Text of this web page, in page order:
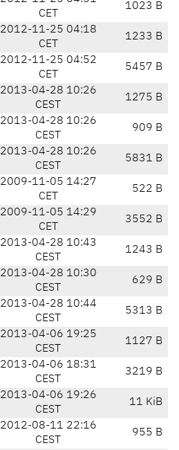
CET
1023 B
2012-11-25 04:18
CET
1233 B
2012-11-25 04:52
CET
5457 B
2013-04-28 10:26
CEST
1275 B
2013-04-28 10:26
CEST
909 B
2013-04-28 10:26
CEST
5831 B
2009-11-05 14:27
CET
522 B
2009-11-05 14:29
CET
3552 B
2013-04-28 10:43
CEST
1243 B
2013-04-28 10:30
CEST
629 B
2013-04-28 10:44
CEST
5313 B
2013-04-06 19:25
CEST
1127 B
2013-04-06 18:31
CEST
3219 B
2013-04-06 19:26
CEST
11 KiB
2012-08-11 22:16
CEST
955 B